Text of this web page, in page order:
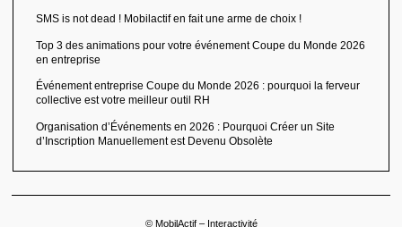
SMS is not dead ! Mobilactif en fait une arme de choix !
Top 3 des animations pour votre événement Coupe du Monde 2026
en entreprise
Événement entreprise Coupe du Monde 2026 : pourquoi la ferveur
collective est votre meilleur outil RH
Organisation d’Événements en 2026 : Pourquoi Créer un Site
d’Inscription Manuellement est Devenu Obsolète
© MobilActif – Interactivité